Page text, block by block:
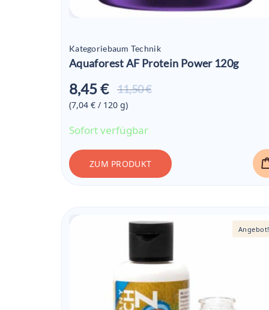
Kategoriebaum Technik
Aquaforest AF Protein Power 120g
11,50 €
8,45 €
Aktueller
(7,04 € / 120 g)
Sofort verfügbar
ZUM PRODUKT
Angebot!